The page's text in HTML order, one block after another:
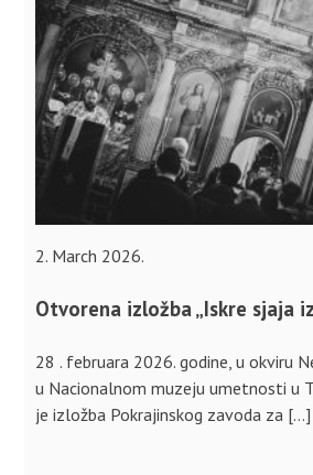
2. March 2026.
Otvorena izložba „Iskre sjaja
28 . februara 2026. godine, u okviru
u Nacionalnom muzeju umetnosti u
je izložba Pokrajinskog zavoda za […]